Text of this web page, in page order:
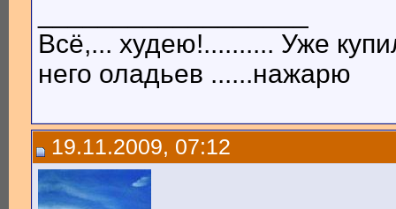
Всё,... худею!.......... Уже
него оладьев ......нажарю
19.11.2009, 07:12